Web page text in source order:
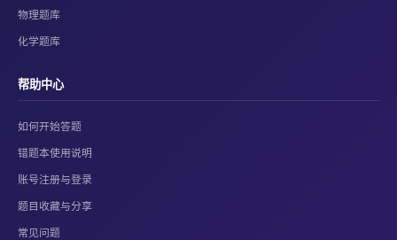
物理题库
化学题库
帮助中心
如何开始答题
错题本使用说明
账号注册与登录
题目收藏与分享
常见问题